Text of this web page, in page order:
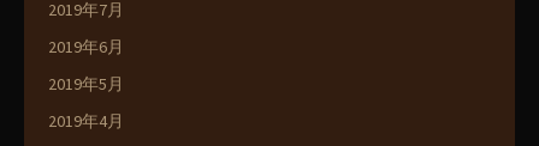
2019年7月
2019年6月
2019年5月
2019年4月